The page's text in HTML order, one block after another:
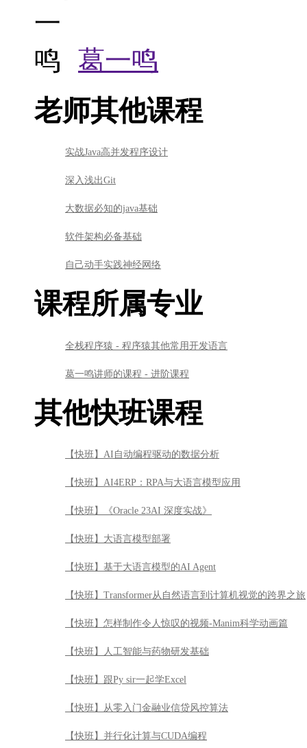
葛一鸣
老师其他课程
实战Java高并发程序设计
深入浅出Git
大数据必知的java基础
软件架构必备基础
自己动手实践神经网络
课程所属专业
全栈程序猿 - 程序猿其他常用开发语言
葛一鸣讲师的课程 - 进阶课程
其他快班课程
【快班】AI自动编程驱动的数据分析
【快班】AI4ERP：RPA与大语言模型应用
【快班】《Oracle 23AI 深度实战》
【快班】大语言模型部署
【快班】基于大语言模型的AI Agent
【快班】Transformer从自然语言到计算机视觉的跨界之旅
【快班】怎样制作令人惊叹的视频-Manim科学动画篇
【快班】人工智能与药物研发基础
【快班】跟Py sir一起学Excel
【快班】从零入门金融业信贷风控算法
【快班】并行化计算与CUDA编程